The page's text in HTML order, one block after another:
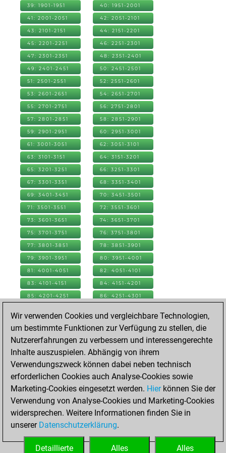
39: 1901-1951 40: 1951-2001
41: 2001-2051 42: 2051-2101
43: 2101-2151 44: 2151-2201
45: 2201-2251 46: 2251-2301
47: 2301-2351 48: 2351-2401
49: 2401-2451 50: 2451-2501
51: 2501-2551 52: 2551-2601
53: 2601-2651 54: 2651-2701
55: 2701-2751 56: 2751-2801
57: 2801-2851 58: 2851-2901
59: 2901-2951 60: 2951-3001
61: 3001-3051 62: 3051-3101
63: 3101-3151 64: 3151-3201
65: 3201-3251 66: 3251-3301
67: 3301-3351 68: 3351-3401
69: 3401-3451 70: 3451-3501
71: 3501-3551 72: 3551-3601
73: 3601-3651 74: 3651-3701
75: 3701-3751 76: 3751-3801
77: 3801-3851 78: 3851-3901
79: 3901-3951 80: 3951-4001
81: 4001-4051 82: 4051-4101
83: 4101-4151 84: 4151-4201
85: 4201-4251 86: 4251-4301
90: 4451-4501
92: 4551-4601
93: 4601-4651
99: 4901-4951 100: 4951-5001
101: 5001-5051 102: 5051-5101
103: 5101-5151 104: 5151-5201
105: 5201-5251 106: 5251-5301
109: 5401-5401
Wir verwenden Cookies und vergleichbare Technologien,
um bestimmte Funktionen zur Verfügung zu stellen, die
Nutzererfahrungen zu verbessern und interessengerechte
Inhalte auszuspielen. Abhängig von ihrem
Verwendungszweck können dabei neben technisch
erforderlichen Cookies auch Analyse-Cookies sowie
Marketing-Cookies eingesetzt werden. Hierkönnen Sie der
Verwendung von Analyse-Cookies und Marketing-Cookies
widersprechen. Weitere Informationen finden Sie in
unserer Datenschutzerklärung.
Alles
Alles
Detaillierte